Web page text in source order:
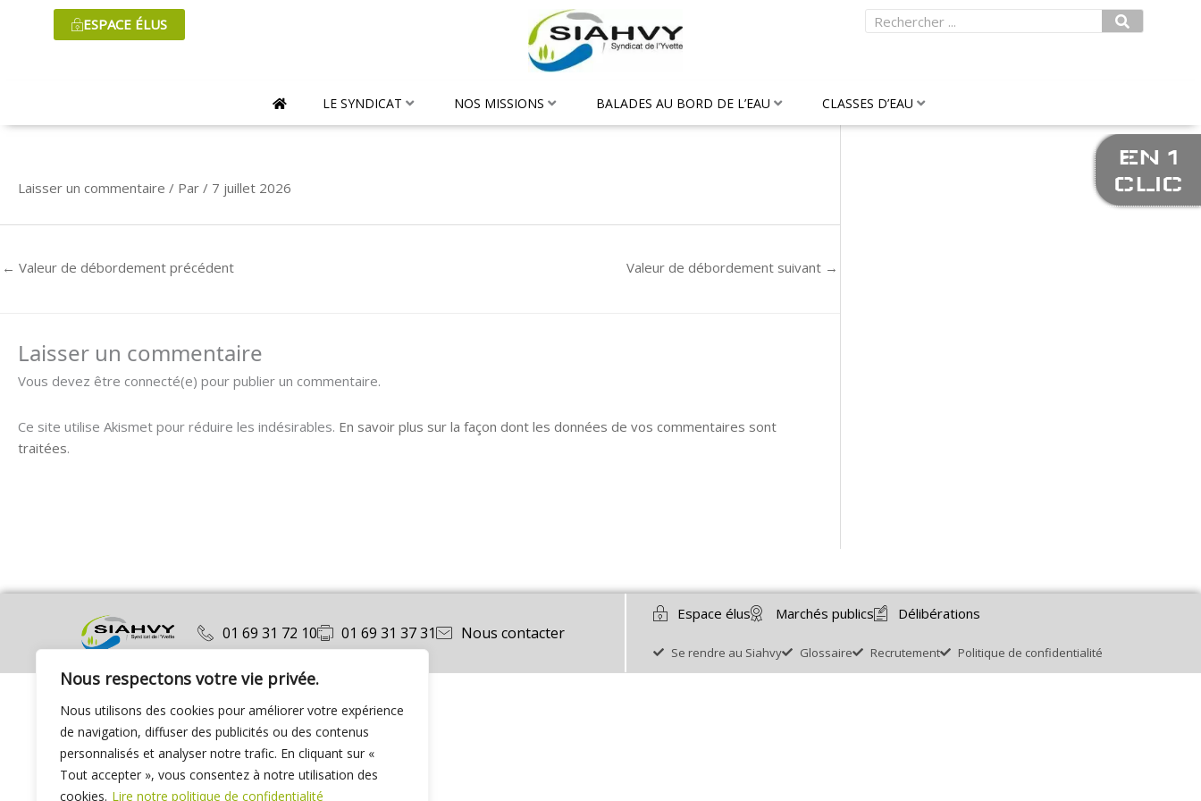
Nous respectons votre vie privée.
Nous utilisons des cookies pour améliorer votre expérience
de navigation, diffuser des publicités ou des contenus
personnalisés et analyser notre trafic. En cliquant sur «
Tout accepter », vous consentez à notre utilisation des
cookies. Lire notre politique de confidentialité
ESPACE ÉLUS Rechercher
LE SYNDICAT NOS MISSIONS BALADES AU BORD DE L’EAU CLASSES D’EAU
Laisser un commentaire / Par / 7 juillet 2026
← Valeur de débordement précédent Valeur de débordement suivant →
Laisser un commentaire
Vous devez être connecté(e) pour publier un commentaire.
Ce site utilise Akismet pour réduire les indésirables. En savoir plus sur la façon dont les données de vos commentaires sont
traitées.
01 69 31 72 10 01 69 31 37 31 Nous contacter
Espace élus Marchés publics Délibérations
Se rendre au Siahvy Glossaire Recrutement Politique de confidentialité
EN 1
CLIC